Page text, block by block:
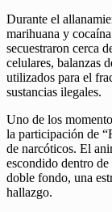
Durante el
marihuana y
secuestraron cerca
celulares, balanzas
utilizados para el
sustancias ilegales.
Uno de los
la participación de
de narcóticos. El
escondido dentro
doble fondo, una
hallazgo.